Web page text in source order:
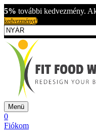
5% további kedvezmény.
kedvezményt!
Menü
0
Fiókom